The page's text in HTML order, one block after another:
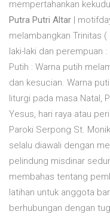
mempertahankan
Putra Putri Altar |
melambangkan Trinitas (
laki-laki dan perempuan
Putih : Warna putih
dan kesucian. Warna
liturgi pada masa Natal,
Yesus, hari raya atau
Paroki Serpong St.
selalu diawali dengan
pelindung misdinar
membahas tentang
latihan untuk anggota
berhubungan dengan